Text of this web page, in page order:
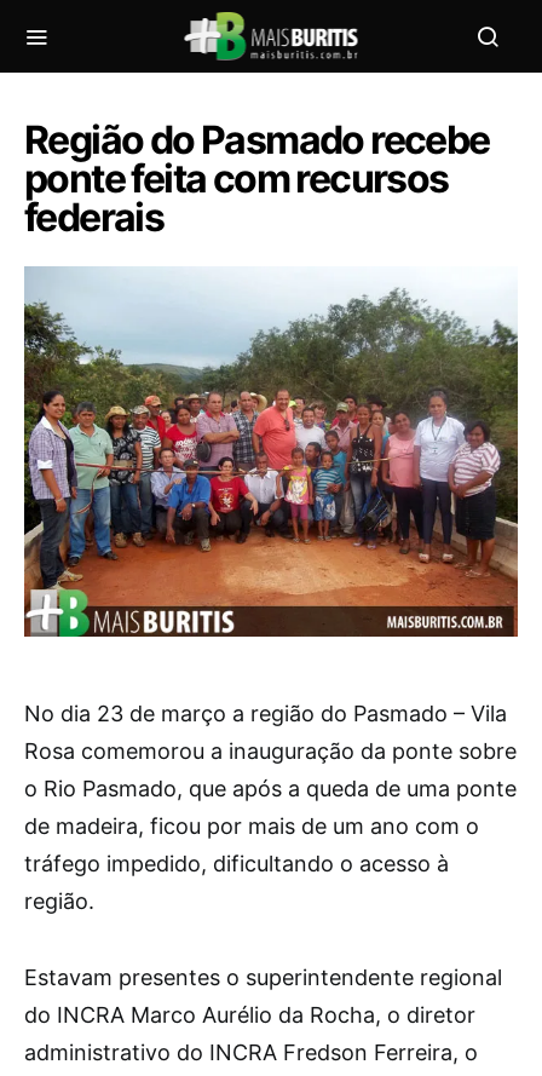
Região do Pasmado recebe
ponte feita com recursos
federais
No dia 23 de março a região do Pasmado – Vila
Rosa comemorou a inauguração da ponte sobre
o Rio Pasmado, que após a queda de uma ponte
de madeira, ficou por mais de um ano com o
tráfego impedido, dificultando o acesso à
região.
Estavam presentes o superintendente regional
do INCRA Marco Aurélio da Rocha, o diretor
administrativo do INCRA Fredson Ferreira, o